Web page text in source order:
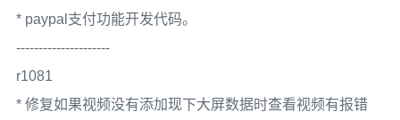
* paypal支付功能开发代码。
---------------------
r1081
* 修复如果视频没有添加现下大屏数据时查看视频有报错